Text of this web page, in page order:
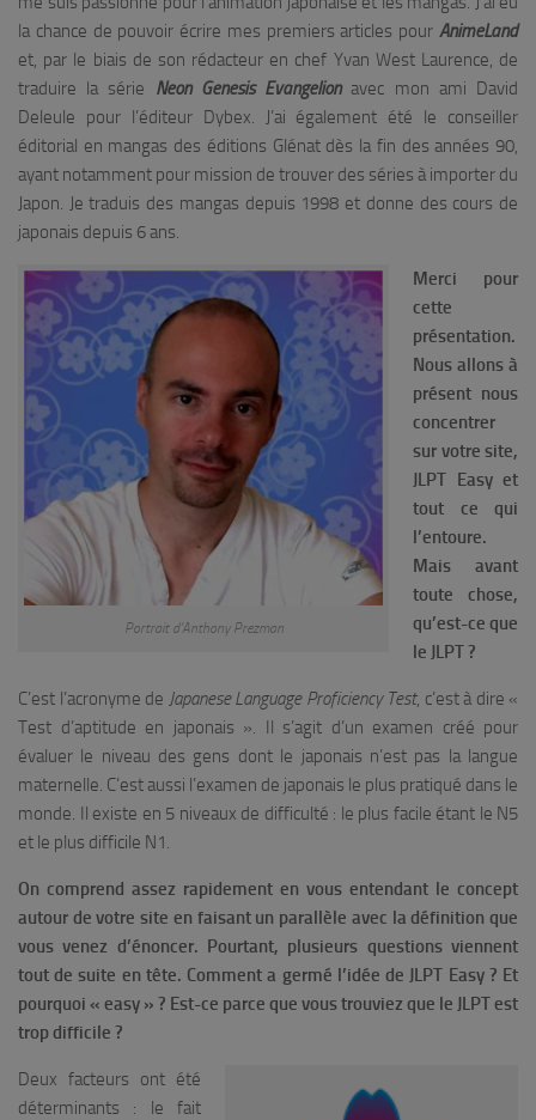
la chance de pouvoir écrire mes premiers articles pour AnimeLand
et, par le biais de son rédacteur en chef Yvan West Laurence, de
traduire la série Neon Genesis Evangelionavec mon ami David
Deleule pour l’éditeur Dybex. J’ai également été le conseiller
éditorial en mangas des éditions Glénat dès la fin des années 90,
ayant notamment pour mission de trouver des séries à importer du
Japon. Je traduis des mangas depuis 1998 et donne des cours de
japonais depuis 6 ans.
Portrait d’Anthony Prezman
Merci pour
cette
présentation.
Nous allons à
présent nous
concentrer
sur votre site,
JLPT Easy et
tout ce qui
l’entoure.
Mais avant
toute chose,
qu’est-ce que
le JLPT ?
C’est l’acronyme de Japanese Language Proficiency Test, c’est à dire «
Test d’aptitude en japonais ». Il s’agit d’un examen créé pour
évaluer le niveau des gens dont le japonais n’est pas la langue
maternelle. C’est aussi l’examen de japonais le plus pratiqué dans le
monde. Il existe en 5 niveaux de difficulté : le plus facile étant le N5
et le plus difficile N1.
On comprend assez rapidement en vous entendant le concept
autour de votre site en faisant un parallèle avec la définition que
vous venez d’énoncer. Pourtant, plusieurs questions viennent
tout de suite en tête. Comment a germé l’idée de JLPT Easy ? Et
pourquoi « easy » ? Est-ce parce que vous trouviez que le JLPT est
trop difficile ?
Deux facteurs ont été
déterminants : le fait